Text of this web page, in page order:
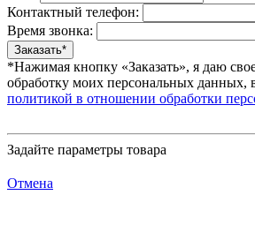
Контактный телефон:
Время звонка:
*Нажимая кнопку «Заказать», я даю
обработку моих персональных данных,
политикой в отношении обработки
Задайте параметры товара
Отмена